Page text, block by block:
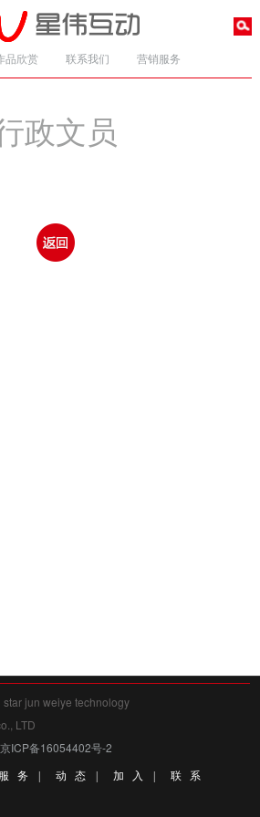
品欣赏 联系我们 营销服务
政文员
jun weiye technology
LTD
京ICP备16054402号-2
服 务 动 态 加 入 联 系